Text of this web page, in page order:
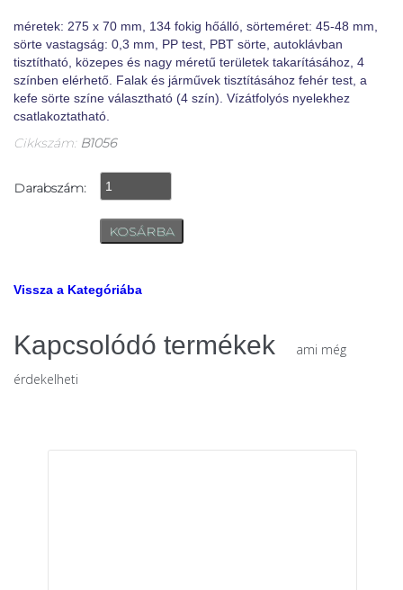
méretek: 275 x 70 mm, 134 fokig hőálló, sörteméret: 45-48 mm,
sörte vastagság: 0,3 mm, PP test, PBT sörte, autoklávban
tisztítható, közepes és nagy méretű területek takarításához, 4
színben elérhető. Falak és járművek tisztításához fehér test, a
kefe sörte színe választható (4 szín). Vízátfolyós nyelekhez
csatlakoztatható.
Cikkszám: B1056
Darabszám:
Vissza a Kategóriába
Kapcsolódó termékek
ami még
érdekelheti